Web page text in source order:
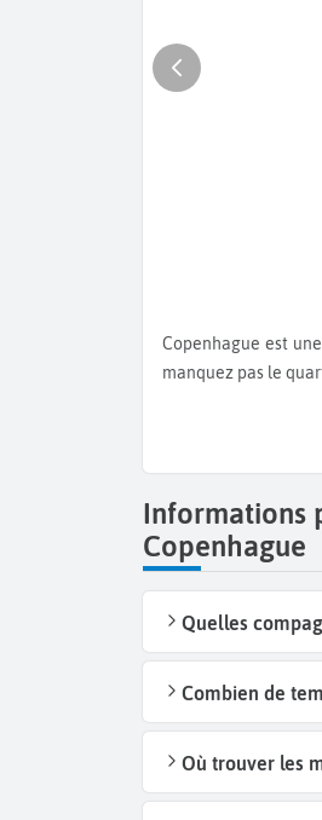
Copenhague est une ville magnifique. Visitez le Palais Christiansborg et baladez-vous le long des canaux. Ne
manquez pas le
Informations
Copenhague
Quelles
Combien de
Où trouver les